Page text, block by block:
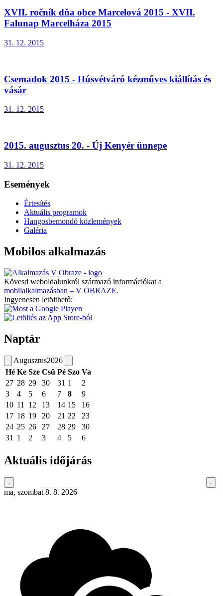
XVII. ročník dňa obce Marcelová 2015 - XVII.
Falunap Marcelháza 2015
31. 12. 2015
Csemadok 2015 - Húsvétváró kézműves kiállítás és
vásár
31. 12. 2015
2015. augusztus 20. - Új Kenyér ünnepe
31. 12. 2015
Események
Értesítés
Aktuális programok
Hangosbemondó közlemények
Galéria
Mobilos alkalmazás
Kövesd weboldalunkról származó információkat a
mobilalkalmazásban – V OBRAZE.
Ingyenesen letölthető:
Naptár
Augusztus2026
Hé Ke Sze Csü Pé Szo Va
27 28 29 30 31 1
2
3
4 5 6 7 8
9
10 11 12 13 14 15
16
17 18 19 20 21 22
23
24 25 26 27 28 29
30
31
1 2 3 4 5 6
Aktuális időjárás
ma, szombat 8. 8. 2026